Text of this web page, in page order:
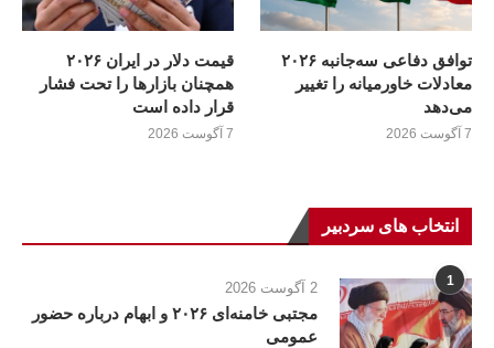
توافق دفاعی سه‌جانبه ۲۰۲۶
معادلات خاورمیانه را تغییر
می‌دهد
7 آگوست 2026
قیمت دلار در ایران ۲۰۲۶
همچنان بازارها را تحت فشار
قرار داده است
7 آگوست 2026
انتخاب های سردبیر
1 2 آگوست 2026
مجتبی خامنه‌ای ۲۰۲۶ و ابهام درباره حضور
عمومی